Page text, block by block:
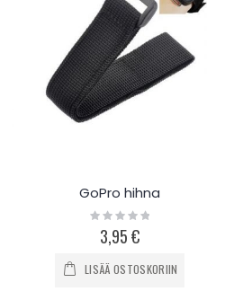
GoPro hihna
Rating:
0%3,95 €
LISÄÄ OSTOSKORIIN